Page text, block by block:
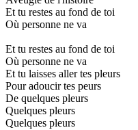
Et tu restes au fond de toi
Où personne ne va
Et tu restes au fond de toi
Où personne ne va
Et tu laisses aller tes pleurs
Pour adoucir tes peurs
De quelques pleurs
Quelques pleurs
Quelques pleurs